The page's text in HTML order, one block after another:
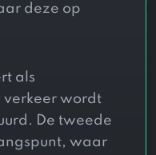
deze op
als
verkeer wordt
De tweede
waar